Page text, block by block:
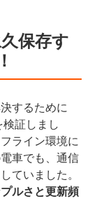
保存す
するために
検証しまし
ライン環境に
車でも、通信
ていました。
ルさと更新頻